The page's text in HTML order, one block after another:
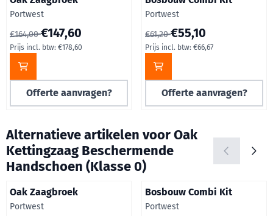
Merk:
Portwest
Van 164,00 voor 147,60, inclusief btw: 178,60
€164,00€147,60
Prijs incl. btw: €178,60
Offerte aanvragen?
Merk:
Portwest
Van 61,20 voor 55,10,
€61,20€55,10
Prijs incl. btw: €66,67
Offerte aanvragen?
Alternatieve artikelen voorOak
Kettingzaag Beschermende
Handschoen (Klasse 0)
Oak Zaagbroek
Merk:
Portwest
Bosbouw Combi Kit
Merk:
Portwest